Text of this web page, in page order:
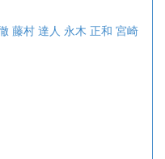
藤村 達人 永木 正和 宮崎